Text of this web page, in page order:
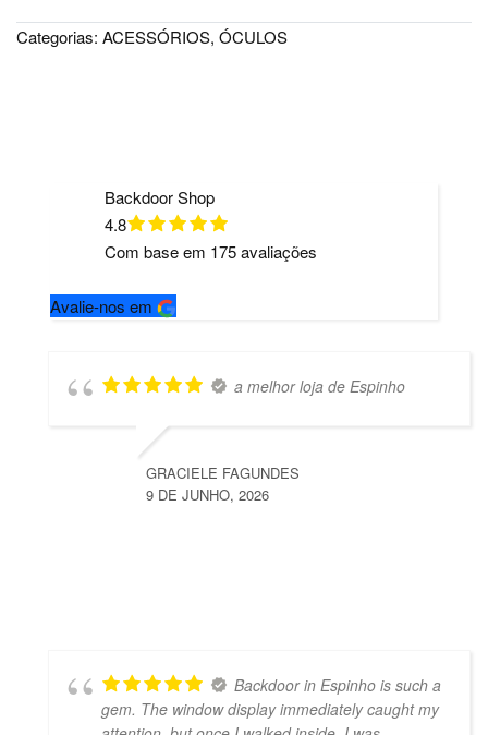
Categorias: ACESSÓRIOS, ÓCULOS
Backdoor Shop
4.8
Com base em 175avaliações
Avalie-nos em
a melhor loja de Espinho
GRACIELE FAGUNDES
9 DE JUNHO, 2026
Backdoor in Espinho is such a
gem. The window display immediately caught my